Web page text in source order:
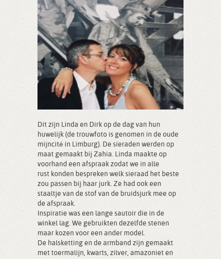
Dit zijn Linda en Dirk op de dag van hun
huwelijk (de trouwfoto is genomen in de oude
mijncité in Limburg). De sieraden werden op
maat gemaakt bij Zahia. Linda maakte op
voorhand een afspraak zodat we in alle
rust konden bespreken welk sieraad het beste
zou passen bij haar jurk. Ze had ook een
staaltje van de stof van de bruidsjurk mee op
de afspraak.
Inspiratie was een lange sautoir die in de
winkel lag. We gebruikten dezelfde stenen
maar kozen voor een ander model.
De halsketting en de armband zijn gemaakt
met toermalijn, kwarts, zilver, amazoniet en